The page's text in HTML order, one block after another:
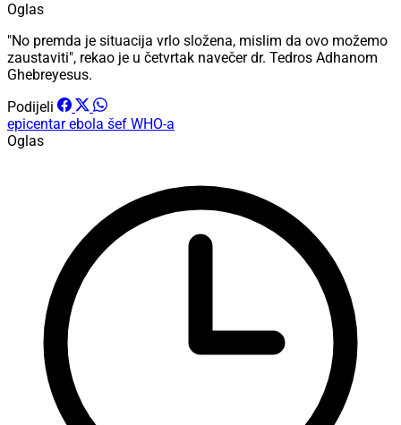
Oglas
"No premda je situacija vrlo složena, mislim da ovo možemo
zaustaviti", rekao je u četvrtak navečer dr. Tedros Adhanom
Ghebreyesus.
Podijeli
epicentarebola šef WHO-a
Oglas